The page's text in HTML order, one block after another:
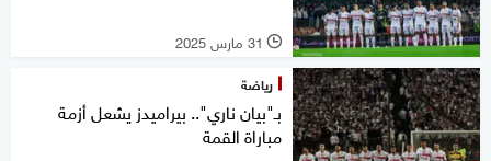
l 31 مارس 2025
رياضة
بـ"بيان ناري".. بيراميدز يشعل أزمة
مباراة القمة